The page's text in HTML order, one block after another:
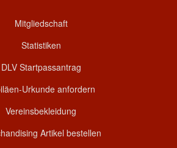
Mitgliedschaft
Statistiken
DLV Startpassantrag
Urkunde anfordern
Vereinsbekleidung
Artikel bestellen